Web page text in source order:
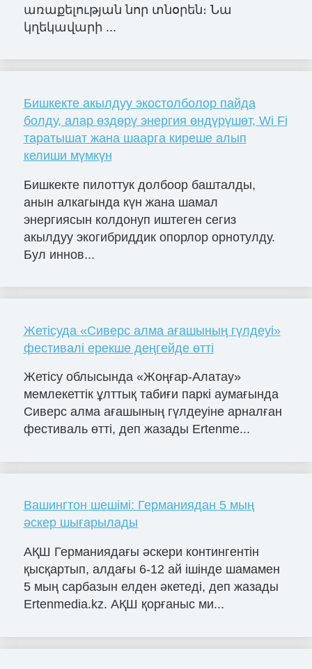
առաքելության նոր տնօրեն։ Նա
կղեկավարի ...
Бишкекте акылдуу экостолболор пайда
болду, алар өздөрү энергия өндүрүшөт, Wi Fi
таратышат жана шаарга киреше алып
келиши мүмкүн
Бишкекте пилоттук долбоор башталды,
анын алкагында күн жана шамал
энергиясын колдонуп иштеген сегиз
акылдуу экогибриддик опорлор орнотулду.
Бул иннов...
Жетісуда «Сиверс алма ағашының гүлдеуі»
фестивалі ерекше деңгейде өтті
Жетісу облысында «Жоңғар-Алатау»
мемлекеттік ұлттық табиғи паркі аумағында
Сиверс алма ағашының гүлдеуіне арналған
фестиваль өтті, деп жазады Ertenme...
Вашингтон шешімі: Германиядан 5 мың
әскер шығарылады
АҚШ Германиядағы әскери контингентін
қысқартып, алдағы 6-12 ай ішінде шамамен
5 мың сарбазын елден әкетеді, деп жазады
Ertenmedia.kz. АҚШ қорғаныс ми...